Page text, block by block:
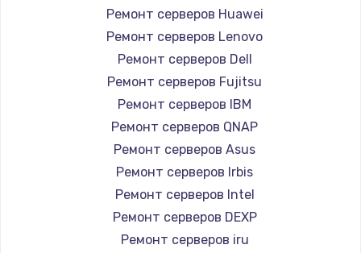
Ремонт серверов Huawei
Ремонт серверов Lenovo
Ремонт серверов Dell
Ремонт серверов Fujitsu
Ремонт серверов IBM
Ремонт серверов QNAP
Ремонт серверов Asus
Ремонт серверов Irbis
Ремонт серверов Intel
Ремонт серверов DEXP
Ремонт серверов iru